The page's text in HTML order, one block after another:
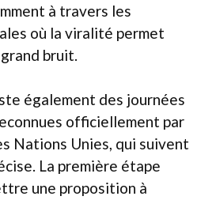
à travers les
où la viralité permet
bruit.
également des journées
officiellement par
Nations Unies, qui suivent
La première étape
une proposition à